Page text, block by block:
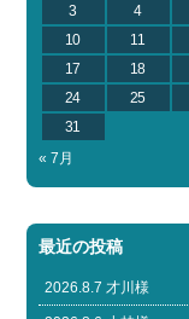
3
4
10
11
17
18
24
25
31
« 7月
最近の投稿
2026.8.7 才川様